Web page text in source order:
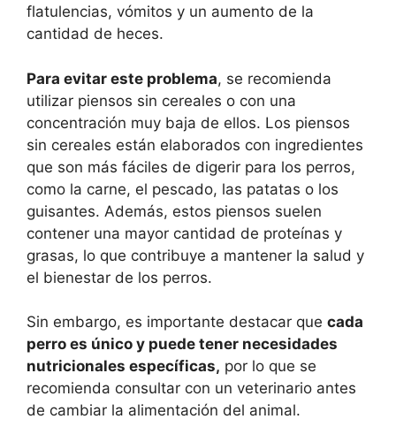
flatulencias, vómitos y un aumento de la
cantidad de heces.
Para evitar este problema, se recomienda
utilizar piensos sin cereales o con una
concentración muy baja de ellos. Los piensos
sin cereales están elaborados con ingredientes
que son más fáciles de digerir para los perros,
como la carne, el pescado, las patatas o los
guisantes. Además, estos piensos suelen
contener una mayor cantidad de proteínas y
grasas, lo que contribuye a mantener la salud y
el bienestar de los perros.
Sin embargo, es importante destacar que cada
perro es único y puede tener necesidades
nutricionales específicas, por lo que se
recomienda consultar con un veterinario antes
de cambiar la alimentación del animal.